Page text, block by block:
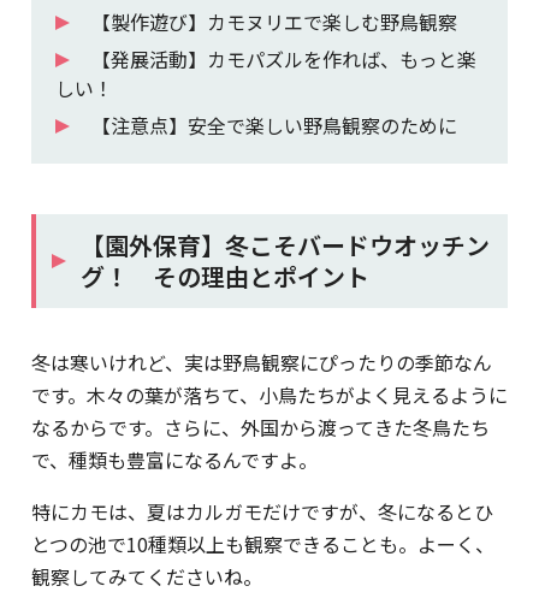
【製作遊び】カモヌリエで楽しむ野鳥観察
【発展活動】カモパズルを作れば、もっと楽
しい！
【注意点】安全で楽しい野鳥観察のために
【園外保育】冬こそバードウオッチン
グ！ その理由とポイント
冬は寒いけれど、実は野鳥観察にぴったりの季節なん
です。木々の葉が落ちて、小鳥たちがよく見えるように
なるからです。さらに、外国から渡ってきた冬鳥たち
で、種類も豊富になるんですよ。
特にカモは、夏はカルガモだけですが、冬になるとひ
とつの池で10種類以上も観察できることも。よーく、
観察してみてくださいね。